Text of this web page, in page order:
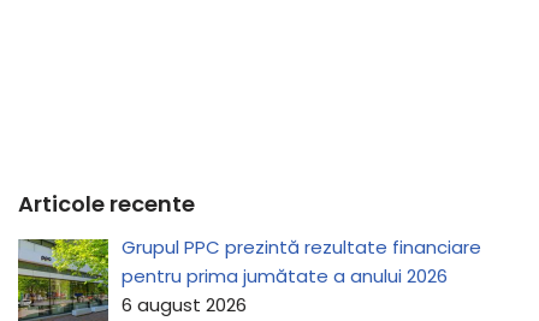
Articole recente
Grupul PPC prezintă rezultate financiare
pentru prima jumătate a anului 2026
6 august 2026